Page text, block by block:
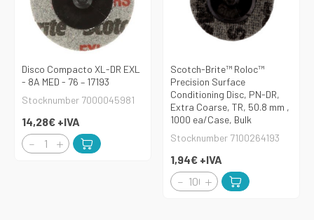
Disco Compacto XL-DR EXL
- 8A MED - 76 – 17193
Stocknumber 7000045981
14,28€ +IVA
Scotch-Brite™ Roloc™
Precision Surface
Conditioning Disc, PN-DR,
Extra Coarse, TR, 50.8 mm ,
1000 ea/Case, Bulk
Stocknumber 7100264193
1,94€ +IVA